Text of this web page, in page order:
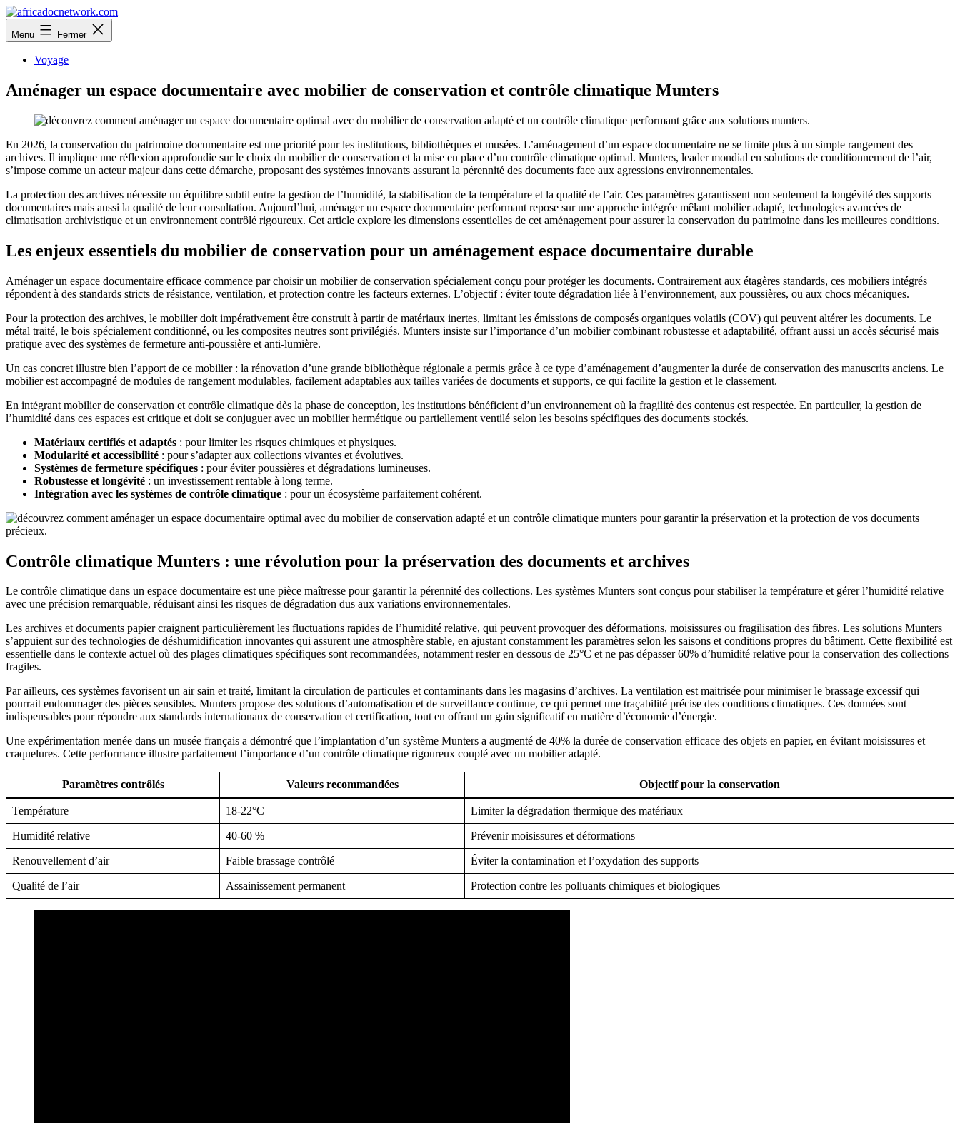
Aller
au
contenu
africadocnetwork.com
Menu Fermer
Voyage
Aménager un espace documentaire avec mobilier de conservation et contrôle climatique Munters
En 2026, la conservation du patrimoine documentaire est une priorité pour les institutions, bibliothèques et musées. L’aménagement d’un espace documentaire ne se limite plus à un simple rangement des
archives. Il implique une réflexion approfondie sur le choix du mobilier de conservation et la mise en place d’un contrôle climatique optimal. Munters, leader mondial en solutions de conditionnement de l’air,
s’impose comme un acteur majeur dans cette démarche, proposant des systèmes innovants assurant la pérennité des documents face aux agressions environnementales.
La protection des archives nécessite un équilibre subtil entre la gestion de l’humidité, la stabilisation de la température et la qualité de l’air. Ces paramètres garantissent non seulement la longévité des supports
documentaires mais aussi la qualité de leur consultation. Aujourd’hui, aménager un espace documentaire performant repose sur une approche intégrée mêlant mobilier adapté, technologies avancées de
climatisation archivistique et un environnement contrôlé rigoureux. Cet article explore les dimensions essentielles de cet aménagement pour assurer la conservation du patrimoine dans les meilleures conditions.
Les enjeux essentiels du mobilier de conservation pour un aménagement espace documentaire durable
Aménager un espace documentaire efficace commence par choisir un mobilier de conservation spécialement conçu pour protéger les documents. Contrairement aux étagères standards, ces mobiliers intégrés
répondent à des standards stricts de résistance, ventilation, et protection contre les facteurs externes. L’objectif : éviter toute dégradation liée à l’environnement, aux poussières, ou aux chocs mécaniques.
Pour la protection des archives, le mobilier doit impérativement être construit à partir de matériaux inertes, limitant les émissions de composés organiques volatils (COV) qui peuvent altérer les documents. Le
métal traité, le bois spécialement conditionné, ou les composites neutres sont privilégiés. Munters insiste sur l’importance d’un mobilier combinant robustesse et adaptabilité, offrant aussi un accès sécurisé mais
pratique avec des systèmes de fermeture anti-poussière et anti-lumière.
Un cas concret illustre bien l’apport de ce mobilier : la rénovation d’une grande bibliothèque régionale a permis grâce à ce type d’aménagement d’augmenter la durée de conservation des manuscrits anciens. Le
mobilier est accompagné de modules de rangement modulables, facilement adaptables aux tailles variées de documents et supports, ce qui facilite la gestion et le classement.
En intégrant mobilier de conservation et contrôle climatique dès la phase de conception, les institutions bénéficient d’un environnement où la fragilité des contenus est respectée. En particulier, la gestion de
l’humidité dans ces espaces est critique et doit se conjuguer avec un mobilier hermétique ou partiellement ventilé selon les besoins spécifiques des documents stockés.
Matériaux certifiés et adaptés : pour limiter les risques chimiques et physiques.
Modularité et accessibilité : pour s’adapter aux collections vivantes et évolutives.
Systèmes de fermeture spécifiques : pour éviter poussières et dégradations lumineuses.
Robustesse et longévité : un investissement rentable à long terme.
Intégration avec les systèmes de contrôle climatique : pour un écosystème parfaitement cohérent.
Contrôle climatique Munters : une révolution pour la préservation des documents et archives
Le contrôle climatique dans un espace documentaire est une pièce maîtresse pour garantir la pérennité des collections. Les systèmes Munters sont conçus pour stabiliser la température et gérer l’humidité relative
avec une précision remarquable, réduisant ainsi les risques de dégradation dus aux variations environnementales.
Les archives et documents papier craignent particulièrement les fluctuations rapides de l’humidité relative, qui peuvent provoquer des déformations, moisissures ou fragilisation des fibres. Les solutions Munters
s’appuient sur des technologies de déshumidification innovantes qui assurent une atmosphère stable, en ajustant constamment les paramètres selon les saisons et conditions propres du bâtiment. Cette flexibilité est
essentielle dans le contexte actuel où des plages climatiques spécifiques sont recommandées, notamment rester en dessous de 25°C et ne pas dépasser 60% d’humidité relative pour la conservation des collections
fragiles.
Par ailleurs, ces systèmes favorisent un air sain et traité, limitant la circulation de particules et contaminants dans les magasins d’archives. La ventilation est maitrisée pour minimiser le brassage excessif qui
pourrait endommager des pièces sensibles. Munters propose des solutions d’automatisation et de surveillance continue, ce qui permet une traçabilité précise des conditions climatiques. Ces données sont
indispensables pour répondre aux standards internationaux de conservation et certification, tout en offrant un gain significatif en matière d’économie d’énergie.
Une expérimentation menée dans un musée français a démontré que l’implantation d’un système Munters a augmenté de 40% la durée de conservation efficace des objets en papier, en évitant moisissures et
craquelures. Cette performance illustre parfaitement l’importance d’un contrôle climatique rigoureux couplé avec un mobilier adapté.
Paramètres contrôlés Valeurs recommandées Objectif pour la conservation
Température 18-22°C Limiter la dégradation thermique des matériaux
Humidité relative 40-60 % Prévenir moisissures et déformations
Renouvellement d’air Faible brassage contrôlé Éviter la contamination et l’oxydation des supports
Qualité de l’air Assainissement permanent Protection contre les polluants chimiques et biologiques